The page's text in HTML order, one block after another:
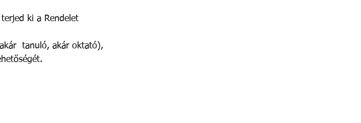
ki a Rendelet
tanuló, akár oktató),